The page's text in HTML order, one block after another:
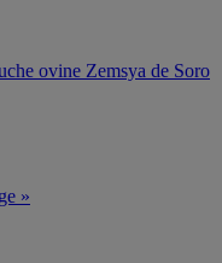
ovine Zemsya de Soro
»